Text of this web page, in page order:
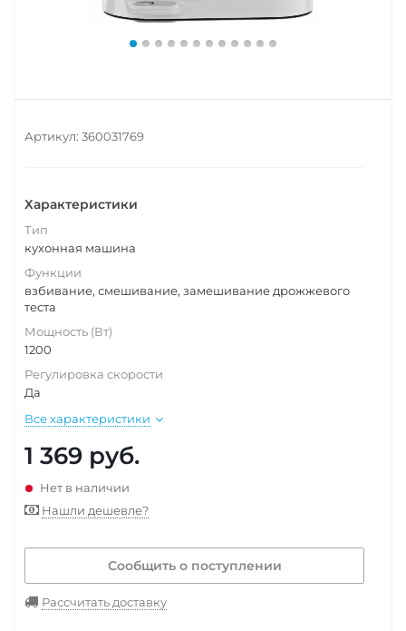
Артикул: 360031769
Характеристики
Тип
кухонная машина
Функции
взбивание, смешивание, замешивание дрожжевого
теста
Мощность (Вт)
1200
Регулировка скорости
Да
Все характеристики
1 369 руб.
Нет в наличии
Нашли дешевле?
Сообщить о поступлении
Рассчитать доставку